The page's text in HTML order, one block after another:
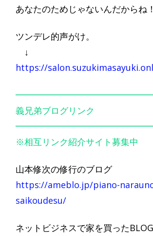
あなたのためじゃないんだからね
ツンデレ的声がけ。
↓
https://
義兄弟ブログリンク
※相互リンク紹介サイト募集中
山本修次の修行のブログ
https://ameblo.jp/piano-
saikoudesu/
ネットビジネスで家を買ったBLOG